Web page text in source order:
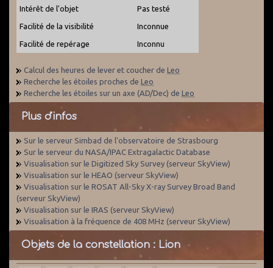
Intérêt de l'objet Pas testé
Facilité de la visibilité Inconnue
Facilité de repérage Inconnu
Calcul des heures de lever et coucher de Leo
Recherche les étoiles proches de Leo
Recherche les étoiles sur un axe (AD/Dec) de Leo
Plus d'infos
Sur le serveur Simbad de l'observatoire de Strasbourg
Sur le serveur du NASA/IPAC Extragalactic Database
Visualisation sur le Digitized Sky Survey (serveur SkyView)
Visualisation sur le HEAO (serveur SkyView)
Visualisation sur le ROSAT All-Sky X-ray Survey Broad Band
(serveur SkyView)
Visualisation sur le IRAS (serveur SkyView)
Visualisation à la fréquence de 408 MHz (serveur SkyView)
Objets de la constellation : Lion